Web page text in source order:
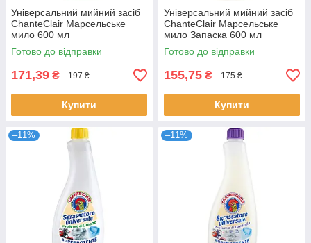
Універсальний мийний засіб
ChanteClair Марсельське
мило 600 мл
Готово до відправки
171,39 ₴ 197 ₴
Купити
Універсальний мийний засіб
ChanteClair Марсельське
мило Запаска 600 мл
Готово до відправки
155,75 ₴ 175 ₴
Купити
–11% –11%